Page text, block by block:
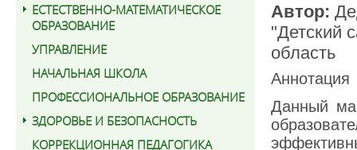
ЕСТЕСТВЕННО-МАТЕМАТИЧЕСКОЕ
ОБРАЗОВАНИЕ
УПРАВЛЕНИЕ
НАЧАЛЬНАЯ ШКОЛА
ПРОФЕССИОНАЛЬНОЕ ОБРАЗОВАНИЕ
ЗДОРОВЬЕ И БЕЗОПАСНОСТЬ
КОРРЕКЦИОННАЯ ПЕДАГОГИКА
Автор:
"Детский
область
Аннотация
Данный